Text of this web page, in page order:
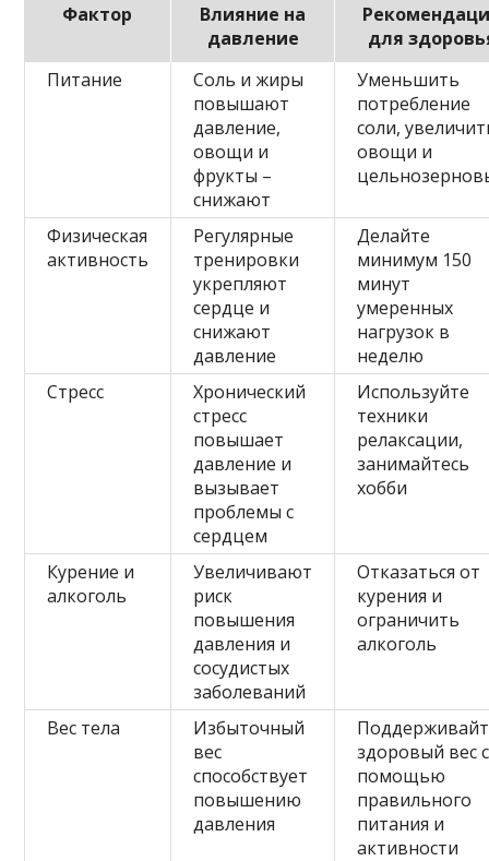
Фактор
Влияние на
давление
для
Питание
Соль и жиры
повышают
давление,
овощи и
фрукты –
снижают
Уменьшить
потребление
соли,
овощи и
Физическая
активность
Регулярные
тренировки
укрепляют
сердце и
снижают
давление
Делайте
минимум 150
минут
умеренных
нагрузок в
неделю
Стресс
Хронический
стресс
повышает
давление и
вызывает
проблемы с
сердцем
Используйте
техники
релаксации,
занимайтесь
хобби
Курение и
алкоголь
Увеличивают
риск
повышения
давления и
сосудистых
заболеваний
Отказаться от
курения и
ограничить
алкоголь
Вес тела
Избыточный
вес
способствует
повышению
давления
здоровый вес с
помощью
правильного
питания и
активности